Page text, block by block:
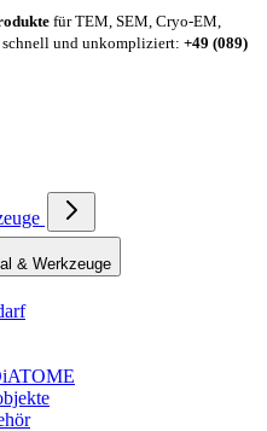
für TEM, SEM, Cryo-EM,
und unkompliziert: +49 (089)
& Werkzeuge